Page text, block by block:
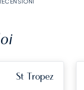
St Tropez